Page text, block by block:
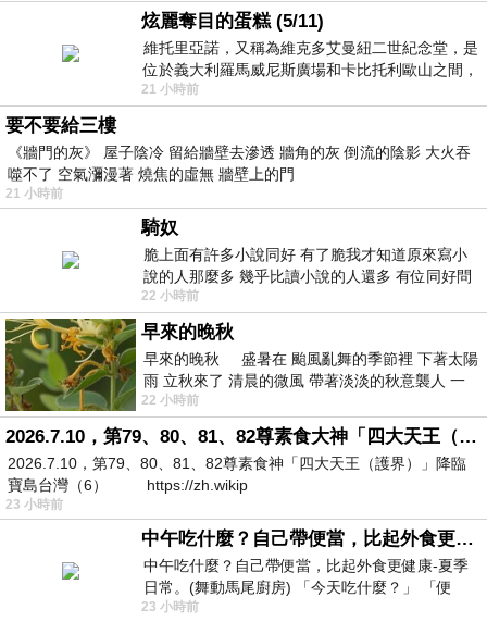
炫麗奪目的蛋糕 (5/11)
維托里亞諾，又稱為維克多艾曼紐二世紀念堂，是
位於義大利羅馬威尼斯廣場和卡比托利歐山之間，
用以紀念統一義大利統一後的的第一位國
21 小時前
要不要給三樓
《牆門的灰》 屋子陰冷 留給牆壁去滲透 牆角的灰 倒流的陰影 大火吞
噬不了 空氣瀰漫著 燒焦的虛無 牆壁上的門
21 小時前
騎奴
脆上面有許多小說同好 有了脆我才知道原來寫小
說的人那麼多 幾乎比讀小說的人還多 有位同好問
了一個問題 她說為什麼高中文學獎的
22 小時前
早來的晚秋
早來的晚秋 盛暑在 颱風亂舞的季節裡 下著太陽
雨 立秋來了 清晨的微風 帶著淡淡的秋意襲人 一
下子 又被赤
22 小時前
2026.7.10，第79、80、81、82尊素食大神「四大天王（護界）」降臨寶島台灣（6）
2026.7.10，第79、80、81、82尊素食神「四大天王（護界）」降臨
寶島台灣（6） https://zh.wikip
23 小時前
中午吃什麼？自己帶便當，比起外食更健康-夏季日常。(舞動馬尾廚房)
中午吃什麼？自己帶便當，比起外食更健康-夏季
日常。(舞動馬尾廚房) 「今天吃什麼？」 「便
當？麵？還是炒飯？」 每天都在選擇
23 小時前